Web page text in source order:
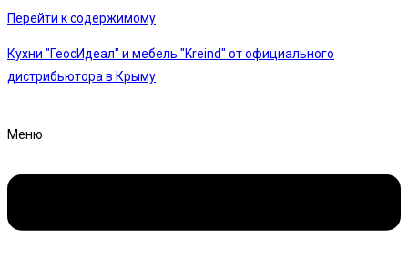
Перейти к содержимому
Кухни "ГеосИдеал" и мебель "Kreind" от официального
дистрибьютора в Крыму
Меню